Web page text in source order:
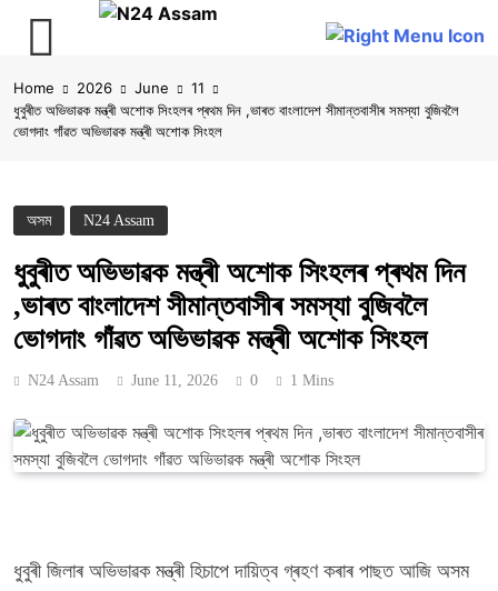
to
content
Home 2026 June
11
ধুবুৰীত অভিভাৱক মন্ত্ৰী অশোক সিংহলৰ প্ৰথম দিন ,ভাৰত বাংলাদেশ সীমান্তবাসীৰ সমস্যা বুজিবলৈ
ভোগদাং গাঁৱত অভিভাৱক মন্ত্ৰী অশোক সিংহল
অসম N24 Assam
ধুবুৰীত অভিভাৱক মন্ত্ৰী অশোক সিংহলৰ প্ৰথম দিন
,ভাৰত বাংলাদেশ সীমান্তবাসীৰ সমস্যা বুজিবলৈ
ভোগদাং গাঁৱত অভিভাৱক মন্ত্ৰী অশোক সিংহল
N24 Assam June 11, 2026 0 1 Mins
ধুবুৰী জিলাৰ অভিভাৱক মন্ত্ৰী হিচাপে দায়িত্ব গ্ৰহণ কৰাৰ পাছত আজি অসম